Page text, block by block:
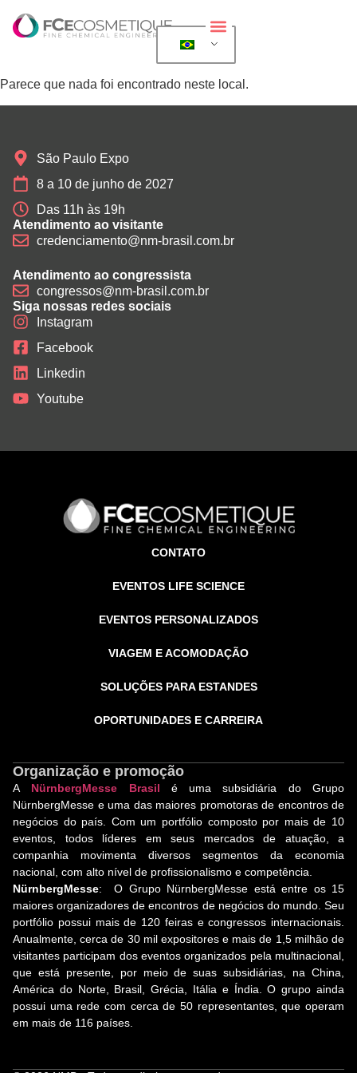
Parece que nada foi encontrado neste local.
São Paulo Expo
8 a 10 de junho de 2027
Das 11h às 19h
Atendimento ao visitante
credenciamento@nm-brasil.com.br
Atendimento ao congressista
congressos@nm-brasil.com.br
Siga nossas redes sociais
Instagram
Facebook
Linkedin
Youtube
CONTATO
EVENTOS LIFE SCIENCE
EVENTOS PERSONALIZADOS
VIAGEM E ACOMODAÇÃO
SOLUÇÕES PARA ESTANDES
OPORTUNIDADES E CARREIRA
Organização e promoção
A NürnbergMesse Brasil é uma subsidiária do Grupo
NürnbergMesse e uma das maiores promotoras de encontros de
negócios do país. Com um portfólio composto por mais de 10
eventos, todos líderes em seus mercados de atuação, a
companhia movimenta diversos segmentos da economia
nacional, com alto nível de profissionalismo e competência.
NürnbergMesse: O Grupo NürnbergMesse está entre os 15
maiores organizadores de encontros de negócios do mundo. Seu
portfólio possui mais de 120 feiras e congressos internacionais.
Anualmente, cerca de 30 mil expositores e mais de 1,5 milhão de
visitantes participam dos eventos organizados pela multinacional,
que está presente, por meio de suas subsidiárias, na China,
América do Norte, Brasil, Grécia, Itália e Índia. O grupo ainda
possui uma rede com cerca de 50 representantes, que operam
em mais de 116 países.